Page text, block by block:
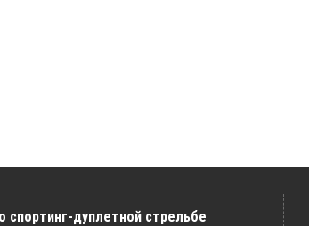
спортинг-дуплетной стрельбе